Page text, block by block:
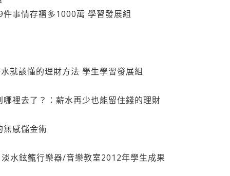
事情存褶多1000萬 學習發展組
就該懂的理財方法 學生學習發展組
裡去了？：薪水再少也能留住錢的理財
感儲金術
水鉉籈行樂器/音樂教室2012年學生成果